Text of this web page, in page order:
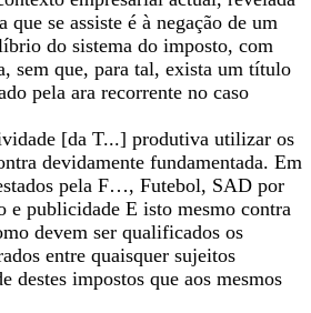
se assiste é à negação de um
do sistema do imposto, com
sem que, para tal, exista um título
pela ara recorrente no caso
[da T...] produtiva utilizar os
devidamente fundamentada. Em
pela F…, Futebol, SAD por
e publicidade E isto mesmo contra
devem ser qualificados os
entre quaisquer sujeitos
destes impostos que aos mesmos